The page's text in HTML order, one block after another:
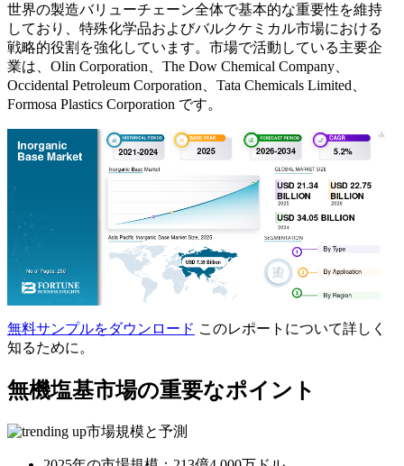
世界の製造バリューチェーン全体で基本的な重要性を維持
しており、特殊化学品およびバルクケミカル市場における
戦略的役割を強化しています。市場で活動している主要企
業は、Olin Corporation、The Dow Chemical Company、
Occidental Petroleum Corporation、Tata Chemicals Limited、
Formosa Plastics Corporation です。
無料サンプルをダウンロード このレポートについて詳しく
知るために。
無機塩基市場の重要なポイント
市場規模と予測